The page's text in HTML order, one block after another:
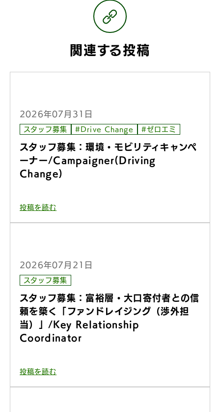
関連する投稿
2026年07月31日
スタッフ募集 #Drive Change #ゼロエミ
スタッフ募集：環境・モビリティキャンペ
ーナー/Campaigner(Driving
Change)
投稿を読む
2026年07月21日
スタッフ募集
スタッフ募集：富裕層・大口寄付者との信
頼を築く「ファンドレイジング（渉外担
当）」/Key Relationship
Coordinator
投稿を読む